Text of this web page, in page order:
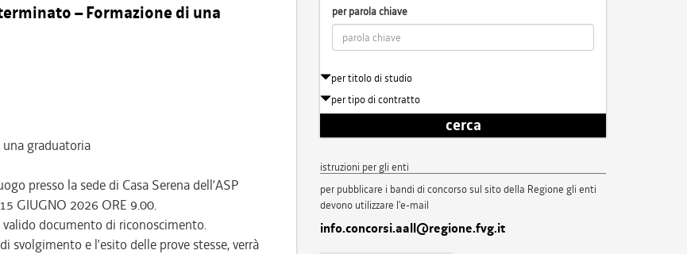
– Formazione di una
graduatoria
presso la sede di Casa Serena dell’ASP
GIUGNO 2026 ORE 9.00.
documento di riconoscimento.
svolgimento e l’esito delle prove stesse, verrà
per parola chiave
per titolo di studio
per tipo di contratto
cerca
istruzioni per gli enti
per pubblicare i bandi di concorso sul sito della Regione gli enti
devono utilizzare l'e-mail
info.concorsi.aall@regione.fvg.it